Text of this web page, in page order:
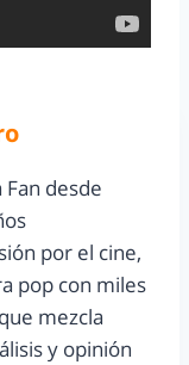
Fan desde
por el cine,
pop con miles
mezcla
y opinión